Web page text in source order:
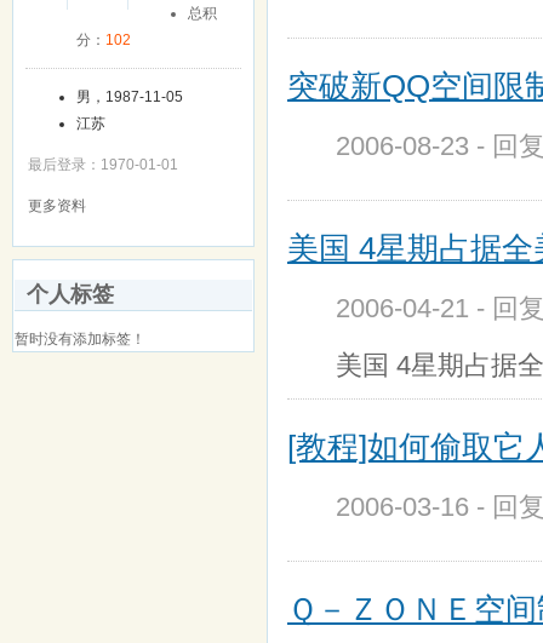
总积
分： 102
男，1987-11-05
江苏
最后登录：1970-01-01
更多资料
个人标签
暂时没有添加标签！
突破新QQ空间限
2006-08-23 - 回
美国 4星期占据
2006-04-21 - 回
美国 4星期占据
[教程]如何偷取它
2006-03-16 - 回
Ｑ－ＺＯＮＥ空